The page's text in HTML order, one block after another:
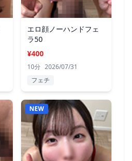
エロ顔ノーハンドフェ
ラ50
¥400
10分 2026/07/31
フェチ
NEW